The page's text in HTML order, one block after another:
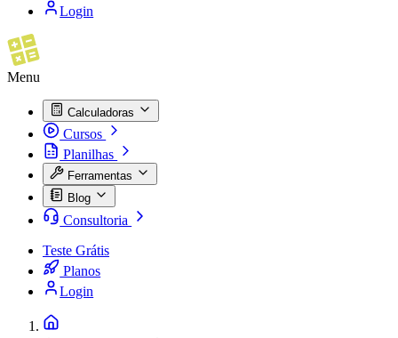
Login
Menu
Calculadoras
Cursos
Planilhas
Ferramentas
Blog
Consultoria
Teste Grátis
Planos
Login